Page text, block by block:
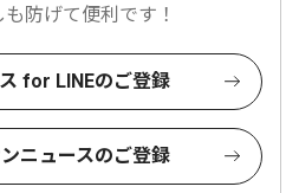
防げて便利です！
for LINEのご登録
ニュースのご登録